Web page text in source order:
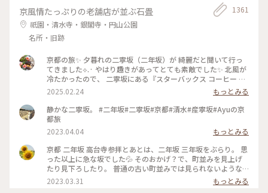
京風情たっぷりの老舗店が並ぶ石畳
祇園・清水寺・銀閣寺・円山公園
名所・旧跡
1361
京都の旅✨ 夕暮れの二寧坂（二年坂）が 綺麗だと聞いて行っ
てきました︎︎⟡.· やはり趣きがあってとても素敵でした✨ 北風が
冷たかったので、 二寧坂にある『スターバックス コーヒー 京
都二寧坂ヤサカ茶屋店』さんへ行き コーヒーであたたまりま
した☕️✨ 抹茶バターサンドも美味しかった♡ こちらのスタバ
は、 築100年を超える伝統的な日本家屋の店舗で、 畳の間で
コーヒー体験が楽しめます。 私の隣にいた観光客さんが、 畳
の間はどこかと聞いてこられたので こちらですよとお伝えし
ました😊 観光客さんは「ここに来るのが 夢だったんです✨」
と話していました。 その気持ちがよくわかります。 とても素
敵なスタバでした⟡.·*. のんびりと散策が楽しい 夕暮れのニ寧
坂でした(˶ˊᵕˋ˵)✨ #二寧坂 #二年坂 #京都 #京都旅 #スターバ
ックスコーヒー京都二寧坂ヤサカ茶屋店 #スタバ #ぽかぽか #
夕暮れの二寧坂
2025.02.24
もっとみる
静かな二寧坂。 #二年坂#二寧坂#京都#清水#産寧坂#Ayuの京
都旅
2023.04.04
もっとみる
京都 二年坂 高台寺参拝とあとは、二年坂 三年坂をぶらり。 思
った以上に急な坂でした💦 そのおかげ？で、町並みを見上げ
たり見下ろしたり。 普通の古い町並みでは見られないような
風景でした。 そして、見たかった町並み越しの五重塔✨ ちょ
うどお庭からしだれ桜の枝が出ていて、フォトスポットになっ
2023.03.31 もっとみる